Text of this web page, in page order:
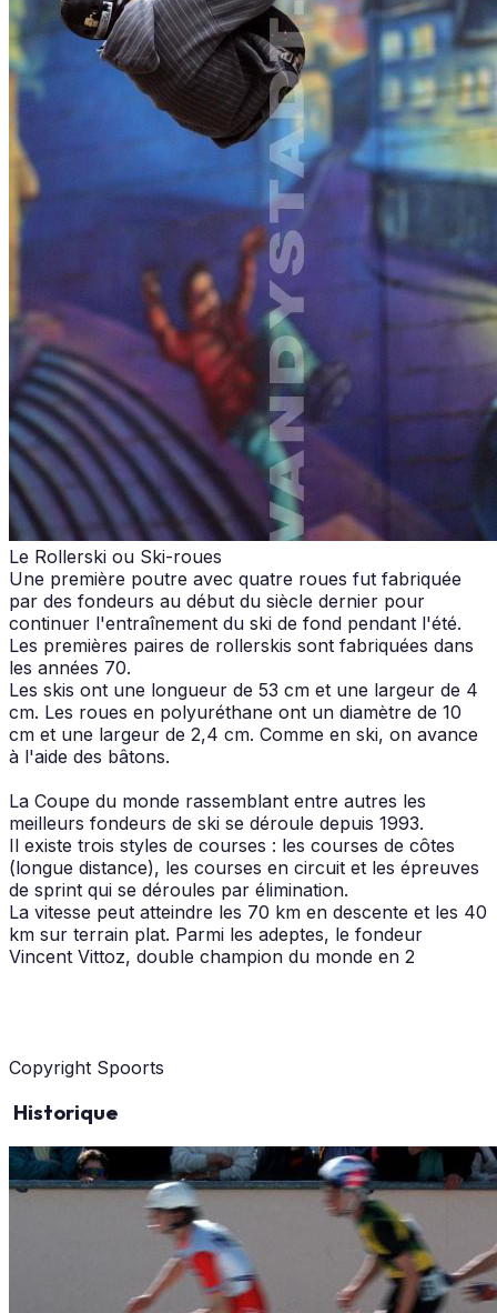
Le Rollerski ou Ski-roues
Une première poutre avec quatre roues fut fabriquée
par des fondeurs au début du siècle dernier pour
continuer l'entraînement du ski de fond pendant l'été.
Les premières paires de rollerskis sont fabriquées dans
les années 70.
Les skis ont une longueur de 53 cm et une largeur de 4
cm. Les roues en polyuréthane ont un diamètre de 10
cm et une largeur de 2,4 cm. Comme en ski, on avance
à l'aide des bâtons.
La Coupe du monde rassemblant entre autres les
meilleurs fondeurs de ski se déroule depuis 1993.
Il existe trois styles de courses : les courses de côtes
(longue distance), les courses en circuit et les épreuves
de sprint qui se déroules par élimination.
La vitesse peut atteindre les 70 km en descente et les 40
km sur terrain plat. Parmi les adeptes, le fondeur
Vincent Vittoz, double champion du monde en 2
Copyright Spoorts
Historique